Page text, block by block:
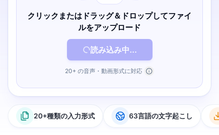
クリックまたはドラッグ＆ドロップしてファイ
ルをアップロード
読み込み中...
20+ の音声・動画形式に対応
20+種類の入力形式 63言語の文字起こし